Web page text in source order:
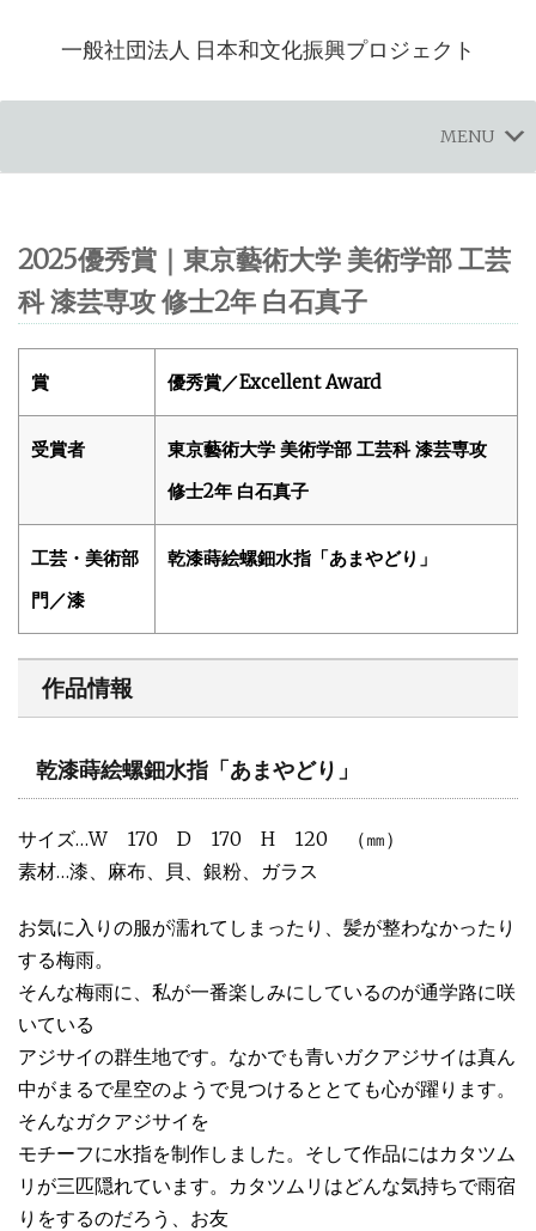
一般社団法人 日本和文化振興プロジェクト
MENU
2025優秀賞｜東京藝術大学 美術学部 工芸
科 漆芸専攻 修士2年 白石真子
賞 優秀賞／Excellent Award
受賞者
東京藝術大学 美術学部 工芸科 漆芸専攻
修士2年 白石真子
工芸・美術部
門／漆
乾漆蒔絵螺鈿水指「あまやどり」
作品情報
乾漆蒔絵螺鈿水指「あまやどり」
サイズ…W 170 D 170 H 120 （㎜）
素材…漆、麻布、貝、銀粉、ガラス
お気に入りの服が濡れてしまったり、髪が整わなかったり
する梅雨。
そんな梅雨に、私が一番楽しみにしているのが通学路に咲
いている
アジサイの群生地です。なかでも青いガクアジサイは真ん
中がまるで星空のようで見つけるととても心が躍ります。
そんなガクアジサイを
モチーフに水指を制作しました。そして作品にはカタツム
リが三匹隠れています。カタツムリはどんな気持ちで雨宿
りをするのだろう、お友